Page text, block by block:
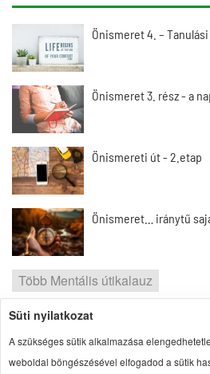
Önismeret 4. – Tanulási
Önismeret 3. rész - a
Önismereti út - 2.etap
Önismeret… iránytű
Több Mentális útikalauz
Szerzői jogok|
Süti nyilatkozat
A szükséges sütik alkalmazása
weboldal böngészésével elfogadod a sütik